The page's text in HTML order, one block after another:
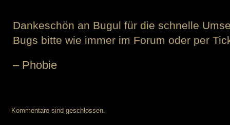
Dankeschön an Bugul für die schnelle
Bugs bitte wie immer im Forum oder per
– Phobie
Kommentare sind geschlossen.